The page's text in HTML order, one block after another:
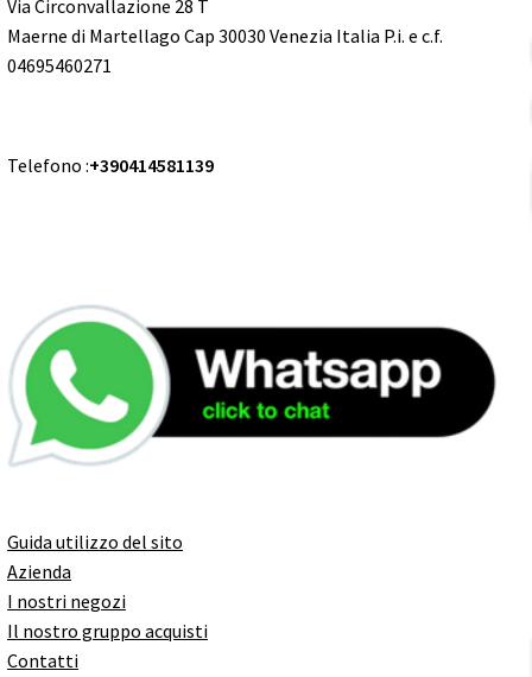
Via Circonvallazione 28 T
Maerne di Martellago Cap 30030 Venezia Italia P.i. e c.f.
04695460271
Telefono :+390414581139
Guida utilizzo del sito
Azienda
I nostri negozi
Il nostro gruppo acquisti
Contatti